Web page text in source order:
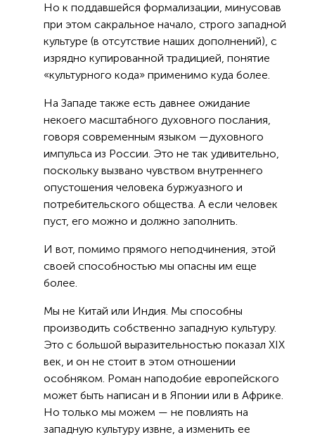
Но к поддавшейся формализации, минусовав
при этом сакральное начало, строго западной
культуре (в отсутствие наших дополнений), с
изрядно купированной традицией, понятие
«культурного кода» применимо куда более.
На Западе также есть давнее ожидание
некоего масштабного духовного послания,
говоря современным языком —духовного
импульса из России. Это не так удивительно,
поскольку вызвано чувством внутреннего
опустошения человека буржуазного и
потребительского общества. А если человек
пуст, его можно и должно заполнить.
И вот, помимо прямого неподчинения, этой
своей способностью мы опасны им еще
более.
Мы не Китай или Индия. Мы способны
производить собственно западную культуру.
Это с большой выразительностью показал XIX
век, и он не стоит в этом отношении
особняком. Роман наподобие европейского
может быть написан и в Японии или в Африке.
Но только мы можем — не повлиять на
западную культуру извне, а изменить ее